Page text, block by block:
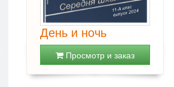
День и ночь
Просмотр и заказ